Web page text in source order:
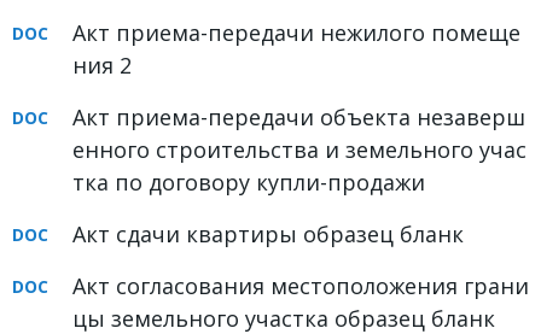
Акт приема-передачи нежилого помеще
ния 2
Акт приема-передачи объекта незаверш
енного строительства и земельного учас
тка по договору купли-продажи
Акт сдачи квартиры образец бланк
Акт согласования местоположения грани
цы земельного участка образец бланк